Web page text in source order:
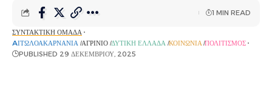
ΣΥΝΤΑΚΤΙΚΉ ΟΜΆΔΑ
AΙΤΩΛΟΑΚΑΡΝΑΝΊΑ ΑΓΡΊΝΙΟ ΔΥΤΙΚΉ ΕΛΛΆΔΑ ΚΟΙΝΩΝΊΑ ΠΟΛΙΤΙΣΜΌΣ
PUBLISHED 29 ΔΕΚΕΜΒΡΊΟΥ, 2025
1 MIN READ